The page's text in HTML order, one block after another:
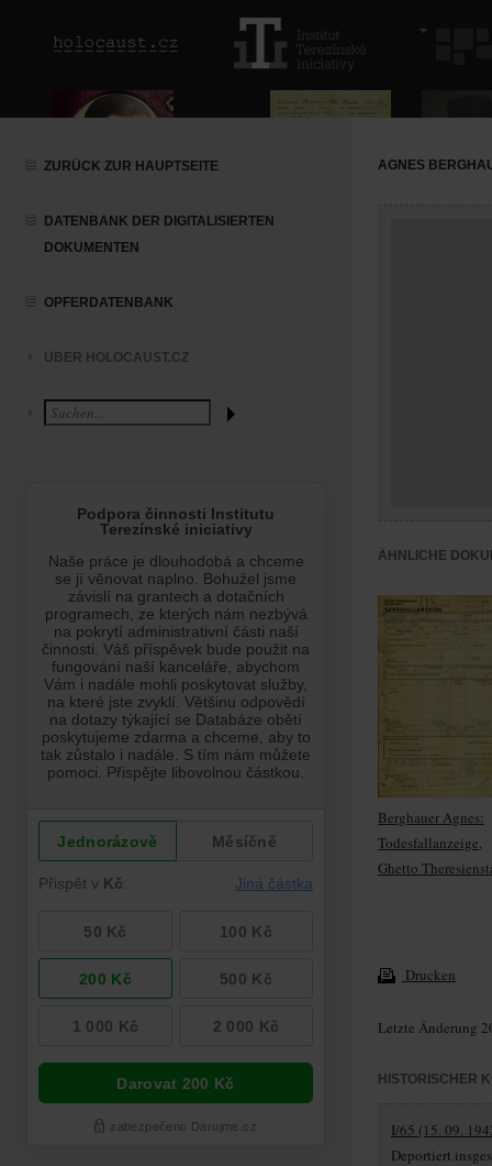
ZURÜCK ZUR HAUPTSEITE
DATENBANK DER DIGITALISIERTEN
DOKUMENTEN
OPFERDATENBANK
ÜBER HOLOCAUST.CZ
AGNES
ÄHNLICHE
Berghauer Agnes:
Todesfallanzeige,
Ghetto
Drucken
Letzte Änderung
HISTORISCHER
I/65 (15. 09.
Deportiert